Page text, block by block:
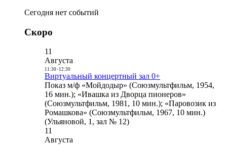
Сегодня нет событий
Скоро
11
Августа
11:30- 12:30
Виртуальный концертный зал 0+
Показ м/ф «Мойдодыр» (Союзмультфильм, 1954,
16 мин.); «Ивашка из Дворца пионеров»
(Союзмультфильм, 1981, 10 мин.); «Паровозик из
Ромашкова» (Союзмультфильм, 1967, 10 мин.)
(Ульяновой, 1, зал № 12)
11
Августа